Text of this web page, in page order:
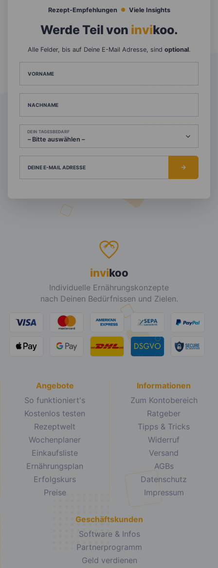
Rezept-Empfehlungen Viele Insights
Werde Teil von invikoo.
Alle Felder, bis auf Deine E-Mail Adresse, sind optional.
VORNAME
NACHNAME
DEIN TAGESBEDARF
DEINE E-MAIL ADRESSE
invikoo
Individuelle Ernährungskonzepte
nach Deinen Bedürfnissen und Zielen.
Angebote
So funktioniert's
Kostenlos testen
Rezeptwelt
Wochenplaner
Einkaufsliste
Ernährungsplan
Erfolgskurs
Preise
Informationen
Zum Kontobereich
Ratgeber
Tipps & Tricks
Widerruf
Versand
AGBs
Datenschutz
Impressum
Geschäftskunden
Software & Infos
Partnerprogramm
Geld verdienen